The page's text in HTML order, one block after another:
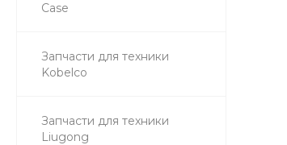
Case
Запчасти для техники
Kobelco
Запчасти для техники
Liugong